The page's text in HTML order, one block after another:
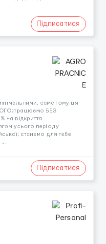
Підписатися
саме тому ця
БЕЗ
на відкриття
усього періоду
станемо для тебе
Підписатися